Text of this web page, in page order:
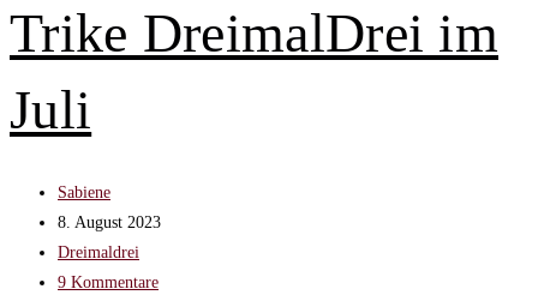
Trike DreimalDrei im
Juli
Beitrags-
Autor:
Sabiene
Beitrag
veröffentlicht:
8. August 2023
Beitrags-
Kategorie:
Dreimaldrei
Beitrags-
9 Kommentare